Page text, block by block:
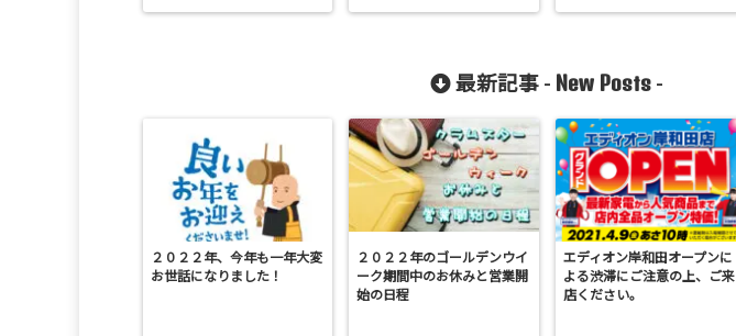
最新記事 - New Posts -
２０２２年、今年も一年大変
お世話になりました！
２０２２年のゴールデンウイ
ーク期間中のお休みと営業開
始の日程
エディオン岸和田オープンに
よる渋滞にご注意の上、ご来
店ください。